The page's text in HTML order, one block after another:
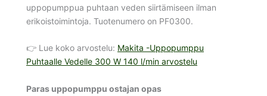
uppopumppua puhtaan veden siirtämiseen ilman
erikoistoimintoja. Tuotenumero on PF0300.
👉 Lue koko arvostelu: Makita -Uppopumppu
Puhtaalle Vedelle 300 W 140 l/min arvostelu
Paras uppopumppu ostajan opas